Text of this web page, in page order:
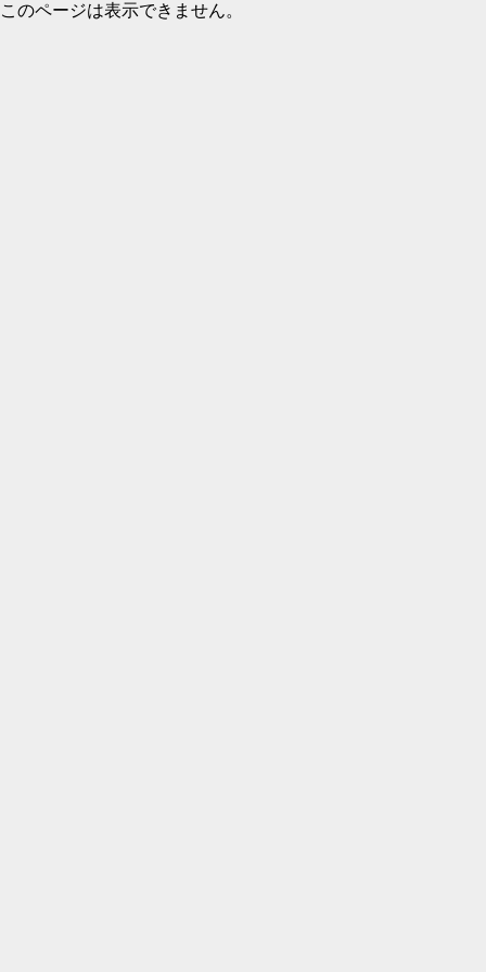
このページは表示できません。